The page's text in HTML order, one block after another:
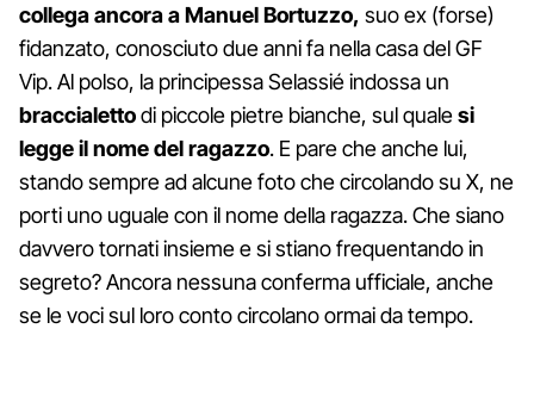
collega ancora a Manuel Bortuzzo, suo ex (forse)
fidanzato, conosciuto due anni fa nella casa del GF
Vip. Al polso, la principessa Selassié indossa un
braccialettodi piccole pietre bianche, sul qualesi
legge il nome del ragazzo. E pare che anche lui,
stando sempre ad alcune foto che circolando su X, ne
porti uno uguale con il nome della ragazza. Che siano
davvero tornati insieme e si stiano frequentando in
segreto? Ancora nessuna conferma ufficiale, anche
se le voci sul loro conto circolano ormai da tempo.